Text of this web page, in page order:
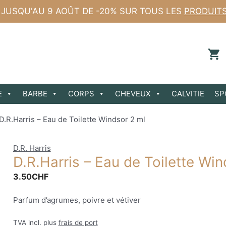
JUSQU'AU 9 AOÛT DE -20% SUR TOUS LES
BARBE CORPS CHEVEUX CALVITIE
– Eau de Toilette Windsor 2 ml
D.R. Harris
D.R.Harris – Eau de Toilette
3.50CHF
Parfum d’agrumes, poivre et vétiver
TVA incl. plus frais de port